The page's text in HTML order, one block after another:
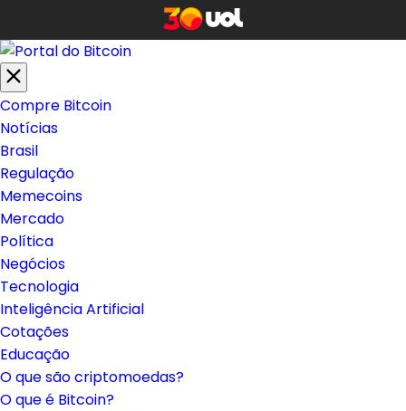
Compre Bitcoin
Notícias
Brasil
Regulação
Memecoins
Mercado
Política
Negócios
Tecnologia
Inteligência Artificial
Cotações
Educação
O que são criptomoedas?
O que é Bitcoin?